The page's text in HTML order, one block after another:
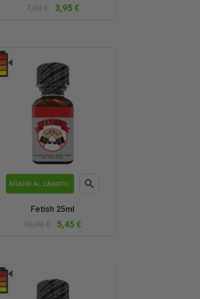
3,95 €
AÑADIR AL CARRITO 
rápida
Fetish 25ml
5,45 €